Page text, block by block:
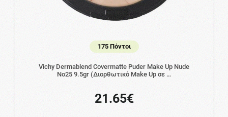
175 Πόντοι
Vichy Dermablend Covermatte Puder Make Up Nude
No25 9.5gr (Διορθωτικό Make Up σε …
21.65€